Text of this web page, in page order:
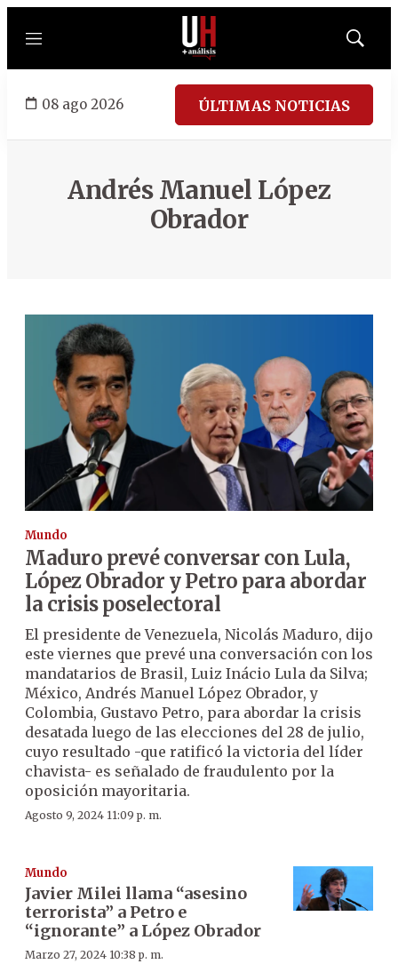
Menú
Mostrar
08 ago 2026 ÚLTIMAS NOTICIAS
Andrés Manuel López
Obrador
Mundo
Maduro prevé conversar con Lula,
López Obrador y Petro para abordar
la crisis poselectoral
El presidente de Venezuela, Nicolás Maduro, dijo
este viernes que prevé una conversación con los
mandatarios de Brasil, Luiz Inácio Lula da Silva;
México, Andrés Manuel López Obrador, y
Colombia, Gustavo Petro, para abordar la crisis
desatada luego de las elecciones del 28 de julio,
cuyo resultado -que ratificó la victoria del líder
chavista- es señalado de fraudulento por la
oposición mayoritaria.
Agosto 9, 2024 11:09 p. m.
Mundo
Javier Milei llama “asesino
terrorista” a Petro e
“ignorante” a López Obrador
Marzo 27, 2024 10:38 p. m.